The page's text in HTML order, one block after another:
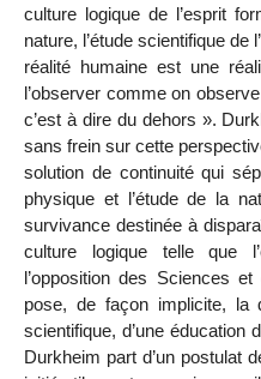
culture logique de l’esprit
nature, l’étude scientifique de
réalité humaine est une
l’observer comme on
c’est à dire du dehors ».
sans frein sur cette
solution de continuité qui
physique et l’étude de la
survivance destinée à
culture logique telle que
l’opposition des Sciences
pose, de façon implicite, la
scientifique, d’une éducation
Durkheim part d’un postulat